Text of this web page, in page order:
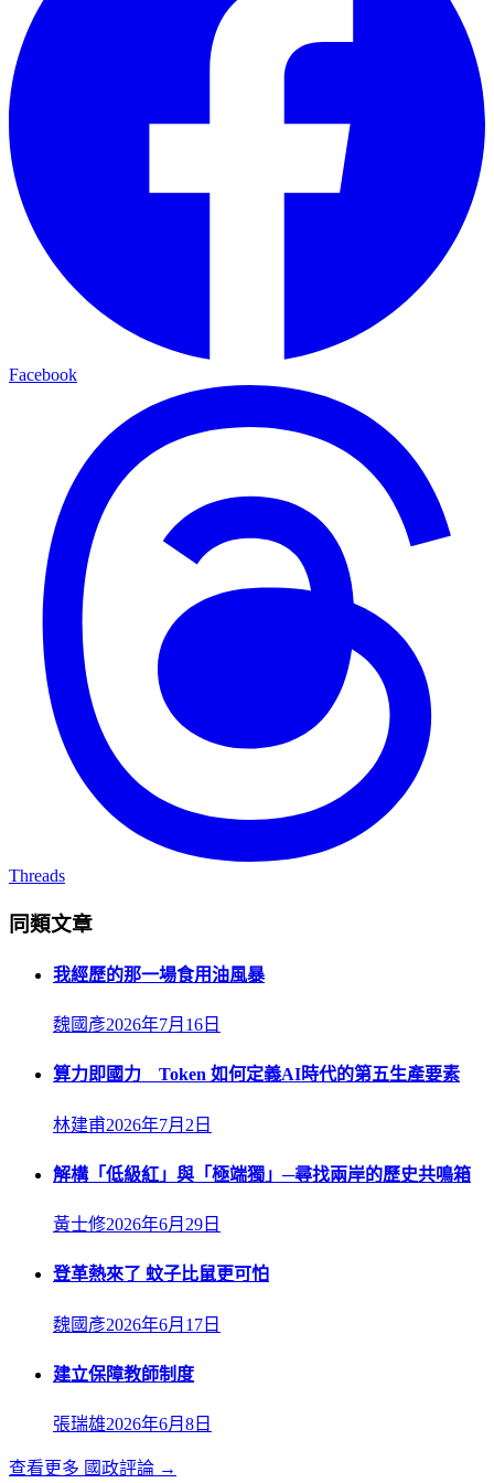
Facebook
Threads
同類文章
我經歷的那一場食用油風暴
魏國彥2026年7月16日
算力即國力 Token 如何定義AI時代的第五生產要素
林建甫2026年7月2日
解構「低級紅」與「極端獨」─尋找兩岸的歷史共鳴箱
黃士修2026年6月29日
登革熱來了 蚊子比鼠更可怕
魏國彥2026年6月17日
建立保障教師制度
張瑞雄2026年6月8日
查看更多 國政評論 →